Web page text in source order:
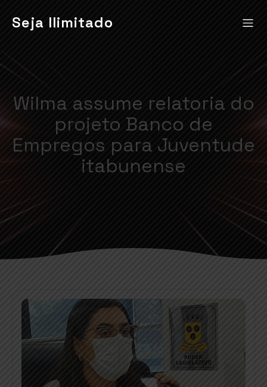
Seja Ilimitado
Wilma assume relatoria do
projeto Banco de
Empregos para Juventude
itabunense